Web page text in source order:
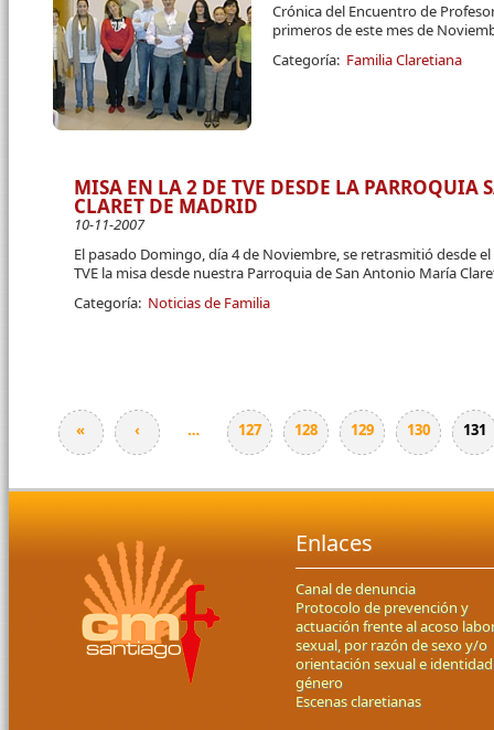
Crónica del Encuentro de
primeros de este mes de
Categoría: Familia Claretiana
MISA EN LA 2 DE TVE DESDE LA
CLARET DE MADRID
10-11-2007
El pasado Domingo, día 4 de Noviembre, se retrasmitió desde
TVE la misa desde nuestra Parroquia de San Antonio María
Categoría: Noticias de Familia
Páginas
« ‹ … 127 128 129 130 131
Enlaces
Canal de denuncia
Protocolo de prevención y
actuación frente al acoso
sexual, por razón de sexo y/o
orientación sexual e
género
Escenas claretianas